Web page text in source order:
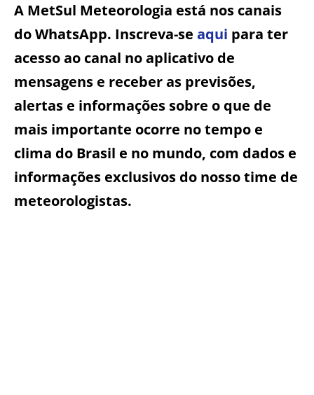
A MetSul Meteorologia está nos canais
do WhatsApp. Inscreva-se aqui para ter
acesso ao canal no aplicativo de
mensagens e receber as previsões,
alertas e informações sobre o que de
mais importante ocorre no tempo e
clima do Brasil e no mundo, com dados e
informações exclusivos do nosso time de
meteorologistas.